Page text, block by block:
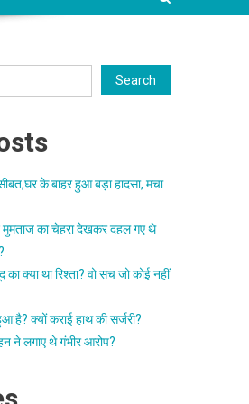
Search
के बाहर हुआ बड़ा हादसा, मचा
मुमताज का चेहरा देखकर दहल गए थे
क्या था रिश्ता? वो सच जो कोई नहीं
है? क्यों कराई हाथ की सर्जरी?
ने लगाए थे गंभीर आरोप?